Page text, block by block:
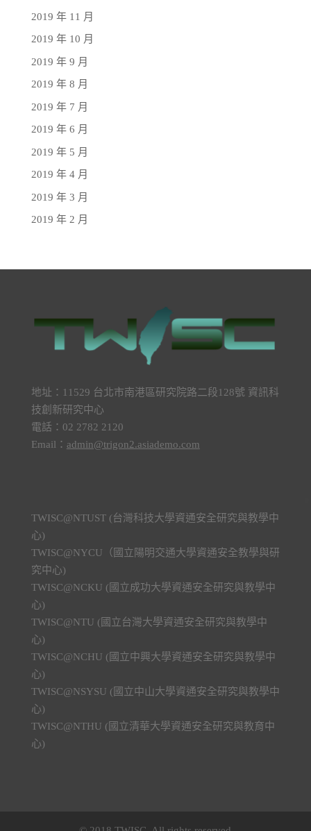
2019 年 11 月
2019 年 10 月
2019 年 9 月
2019 年 8 月
2019 年 7 月
2019 年 6 月
2019 年 5 月
2019 年 4 月
2019 年 3 月
2019 年 2 月
地址：11529 台北市南港區研究院路二段128號 資訊科
技創新研究中心
電話：02 2782 2120
Email： admin@trigon2.asiademo.com
TWISC@NTUST (台灣科技大學資通安全研究與教學中
心)
TWISC@NYCU（國立陽明交通大學資通安全教學與研
究中心)
TWISC@NCKU (國立成功大學資通安全研究與教學中
心)
TWISC@NTU (國立台灣大學資通安全研究與教學中
心)
TWISC@NCHU (國立中興大學資通安全研究與教學中
心)
TWISC@NSYSU (國立中山大學資通安全研究與教學中
心)
TWISC@NTHU (國立清華大學資通安全研究與教育中
心)